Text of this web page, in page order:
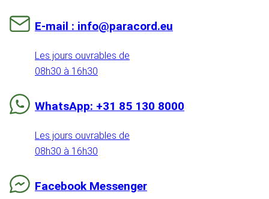
E-mail : info@paracord.eu
Les jours ouvrables de
08h30 à 16h30
WhatsApp: +31 85 130 8000
Les jours ouvrables de
08h30 à 16h30
Facebook Messenger